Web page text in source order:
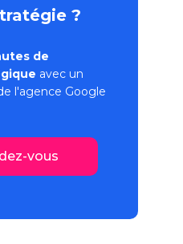
?
de
avec un
l'agence Google
vous